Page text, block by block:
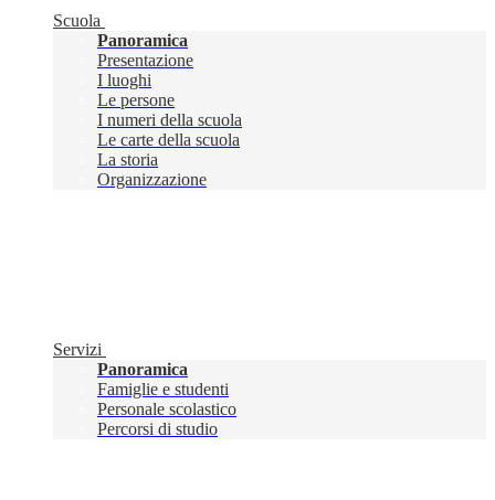
Scuola
Panoramica
Presentazione
I luoghi
Le persone
I numeri della scuola
Le carte della scuola
La storia
Organizzazione
Servizi
Panoramica
Famiglie e studenti
Personale scolastico
Percorsi di studio